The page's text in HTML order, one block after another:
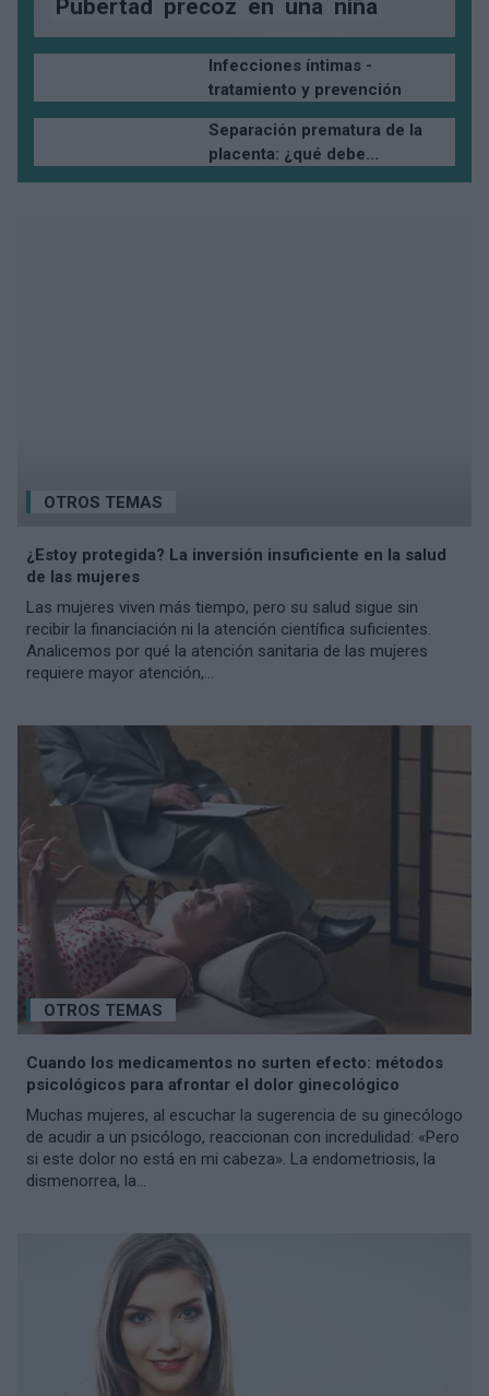
Pubertad precoz en una niña
Infecciones íntimas -
tratamiento y prevención
Separación prematura de la
placenta: ¿qué debe...
OTROS TEMAS
¿Estoy protegida? La inversión insuficiente en la salud
de las mujeres
Las mujeres viven más tiempo, pero su salud sigue sin
recibir la financiación ni la atención científica suficientes.
Analicemos por qué la atención sanitaria de las mujeres
requiere mayor atención,...
OTROS TEMAS
Cuando los medicamentos no surten efecto: métodos
psicológicos para afrontar el dolor ginecológico
Muchas mujeres, al escuchar la sugerencia de su ginecólogo
de acudir a un psicólogo, reaccionan con incredulidad: «Pero
si este dolor no está en mi cabeza». La endometriosis, la
dismenorrea, la...